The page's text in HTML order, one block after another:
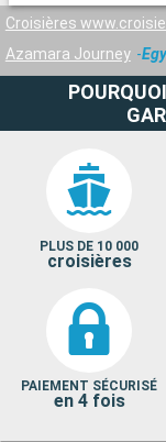
Croisières
Azamara Journey
PLUS DE 10 000
croisières
PAIEMENT SÉCURISÉ
en 4 fois